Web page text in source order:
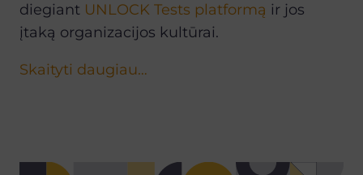
diegiant UNLOCK Tests platformą ir jos
įtaką organizacijos kultūrai.
Skaityti daugiau…